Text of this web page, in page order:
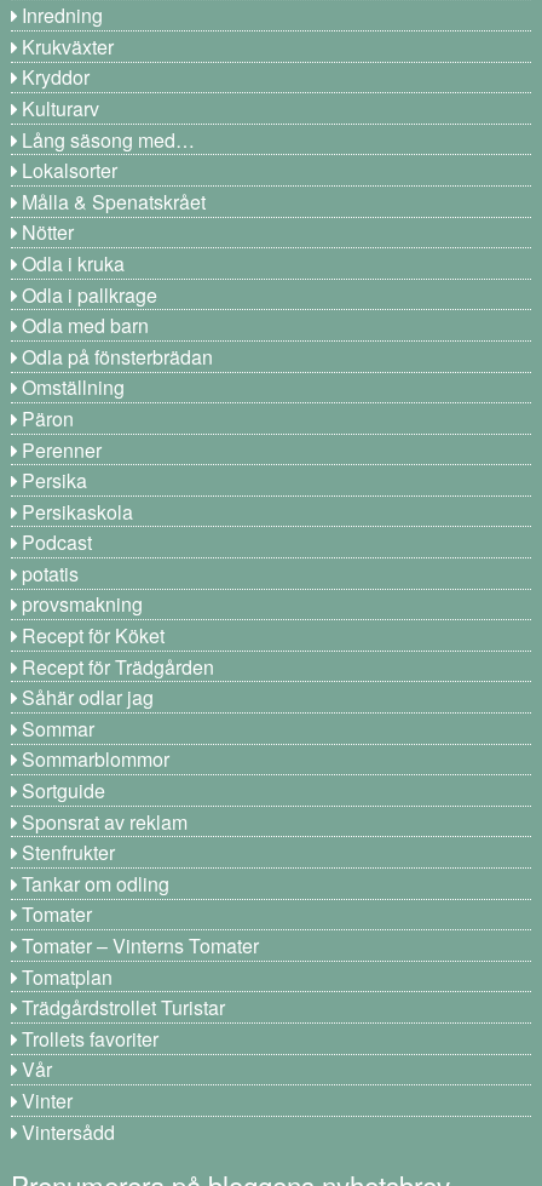
Inredning
Krukväxter
Kryddor
Kulturarv
Lång säsong med…
Lokalsorter
Målla & Spenatskrået
Nötter
Odla i kruka
Odla i pallkrage
Odla med barn
Odla på fönsterbrädan
Omställning
Päron
Perenner
Persika
Persikaskola
Podcast
potatis
provsmakning
Recept för Köket
Recept för Trädgården
Såhär odlar jag
Sommar
Sommarblommor
Sortguide
Sponsrat av reklam
Stenfrukter
Tankar om odling
Tomater
Tomater – Vinterns Tomater
Tomatplan
Trädgårdstrollet Turistar
Trollets favoriter
Vår
Vinter
Vintersådd